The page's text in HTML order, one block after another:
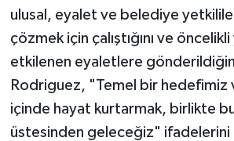
ulusal, eyalet ve belediye
çözmek için çalıştığını ve
etkilenen eyaletlere
Rodriguez, "Temel bir hedefimiz
içinde hayat kurtarmak, birlikte
üstesinden geleceğiz" ifadelerini